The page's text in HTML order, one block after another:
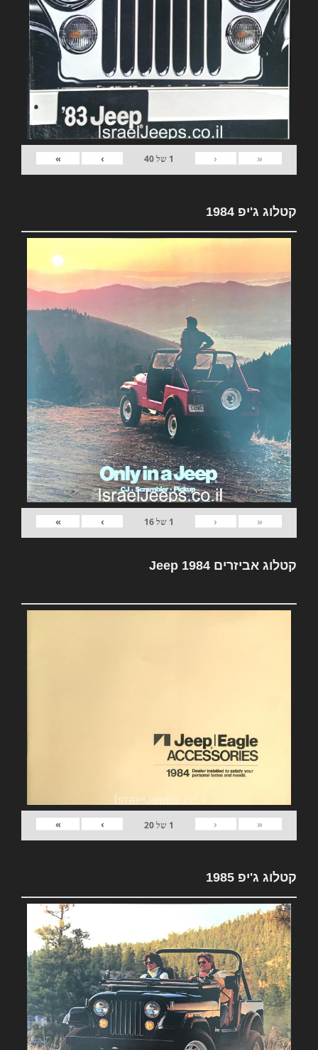
«
‹
1 של40
›
»
קטלוג ג'יפ 1984
«
‹
1 של16
›
»
קטלוג אביזרים Jeep 1984
«
‹
1 של20
›
»
קטלוג ג'יפ 1985